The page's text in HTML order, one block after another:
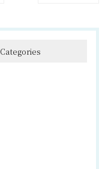
Categories